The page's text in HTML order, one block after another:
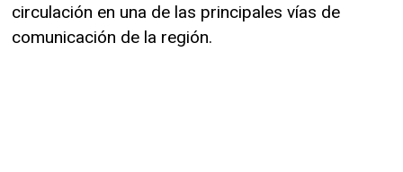
circulación en una de las principales vías de
comunicación de la región.